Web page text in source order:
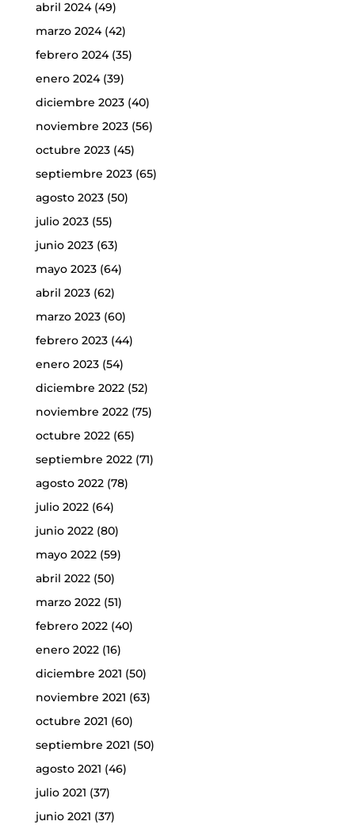
abril 2024(49)
marzo 2024(42)
febrero 2024(35)
enero 2024(39)
diciembre 2023(40)
noviembre 2023(56)
octubre 2023(45)
septiembre 2023(65)
agosto 2023(50)
julio 2023(55)
junio 2023(63)
mayo 2023(64)
abril 2023(62)
marzo 2023(60)
febrero 2023(44)
enero 2023(54)
diciembre 2022(52)
noviembre 2022(75)
octubre 2022(65)
septiembre 2022(71)
agosto 2022(78)
julio 2022(64)
junio 2022(80)
mayo 2022(59)
abril 2022(50)
marzo 2022(51)
febrero 2022(40)
enero 2022(16)
diciembre 2021 (50)
noviembre 2021 (63)
octubre 2021 (60)
septiembre 2021 (50)
agosto 2021 (46)
julio 2021 (37)
junio 2021 (37)